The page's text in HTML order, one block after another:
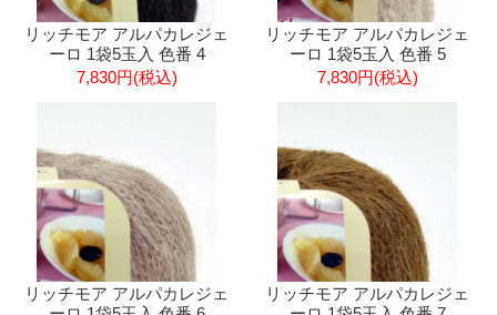
リッチモア アルパカレジェ
ーロ 1袋5玉入 色番 4
7,830円(税込)
リッチモア アルパカレジェ
ーロ 1袋5玉入 色番 5
7,830円(税込)
リッチモア アルパカレジェ
リッチモア アルパカレジェ